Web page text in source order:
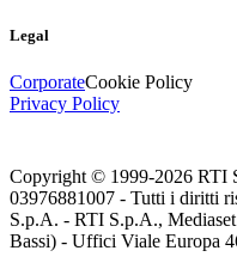
Legal
CorporateCookie Policy
Privacy Policy
Copyright © 1999-2026 RTI
03976881007 - Tutti i diritti
S.p.A. - RTI S.p.A.,
Bassi) - Uffici Viale Europa